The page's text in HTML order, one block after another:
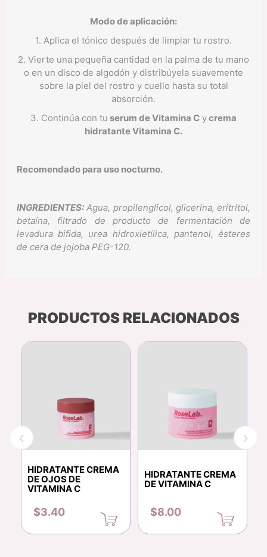
Modo de aplicación:
1. Aplica el tónico después de limpiar tu rostro.
2. Vierte una pequeña cantidad en la palma de tu mano
o en un disco de algodón y distribúyela suavemente
sobre la piel del rostro y cuello hasta su total
absorción.
3. Continúa con tu serum de Vitamina C ycrema
hidratante Vitamina C.
Recomendado para uso nocturno.
INGREDIENTES:Agua, propilenglicol, glicerina, eritritol,
betaína, filtrado de producto de fermentación de
levadura bifida, urea hidroxietílica, pantenol, ésteres
de cera de jojoba PEG-120.
PRODUCTOS RELACIONADOS
HIDRATANTE CREMA
DE OJOS DE
VITAMINA C
$3.40
HIDRATANTE CREMA
DE VITAMINA C
$8.00